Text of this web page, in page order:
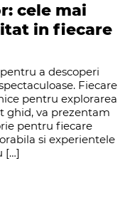
cele mai
in fiecare
a descoperi
Fiecare
pentru explorarea
ghid, va prezentam
pentru fiecare
si experientele
[…]